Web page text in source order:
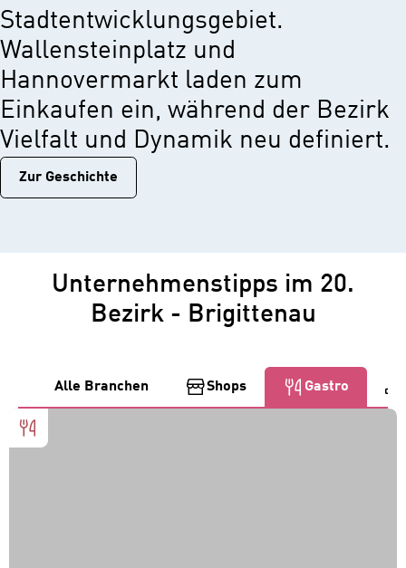
Stadtentwicklungsgebiet.
Wallensteinplatz und
Hannovermarkt laden zum
Einkaufen ein, während der Bezirk
Vielfalt und Dynamik neu definiert.
Zur Geschichtе
Unternehmenstipps im 20.
Bezirk - Brigittenau
Alle Branchen Shops Gastro